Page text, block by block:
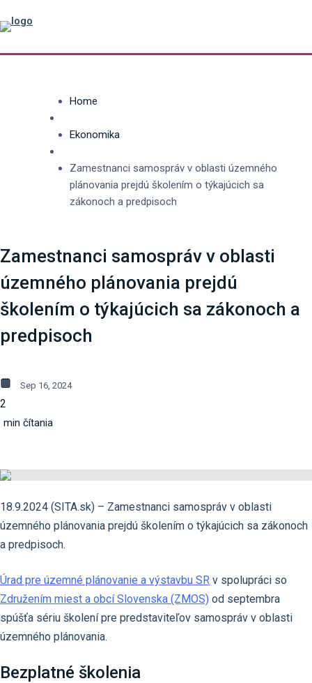
Home
Ekonomika
Zamestnanci samospráv v oblasti územného
plánovania prejdú školením o týkajúcich sa
zákonoch a predpisoch
Zamestnanci samospráv v oblasti
územného plánovania prejdú
školením o týkajúcich sa zákonoch a
predpisoch
Sep 16, 2024
2
min čítania
18.9.2024 (SITA.sk) – Zamestnanci samospráv v oblasti
územného plánovania prejdú školením o týkajúcich sa zákonoch
a predpisoch.
Úrad pre územné plánovanie a výstavbu SR v spolupráci so
Združením miest a obcí Slovenska (ZMOS) od septembra
spúšťa sériu školení pre predstaviteľov samospráv v oblasti
územného plánovania.
Bezplatné školenia